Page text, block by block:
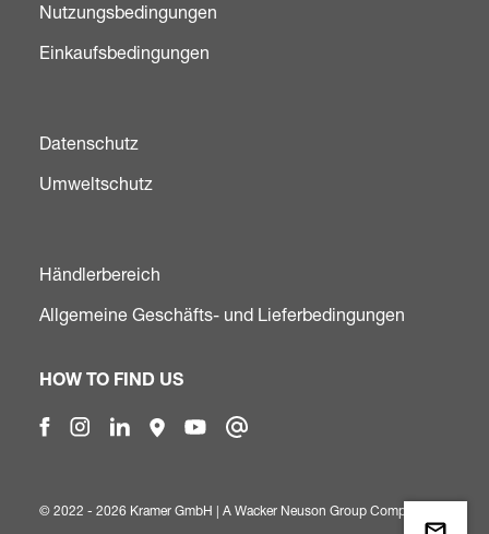
Nutzungsbedingungen
Einkaufsbedingungen
Datenschutz
Umweltschutz
Händlerbereich
Allgemeine Geschäfts- und Lieferbedingungen
HOW TO FIND US
© 2022 - 2026 Kramer GmbH | A Wacker Neuson Group Company